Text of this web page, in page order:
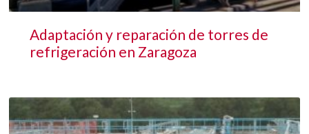
Adaptación y reparación de torres de
refrigeración en Zaragoza